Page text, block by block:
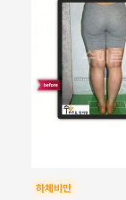
하체비만